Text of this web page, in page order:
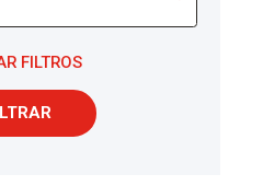
FILTROS